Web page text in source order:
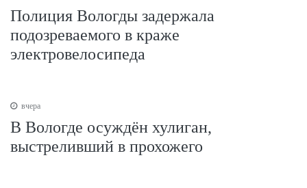
Полиция Вологды задержала
подозреваемого в краже
электровелосипеда
вчера
В Вологде осуждён хулиган,
выстреливший в прохожего